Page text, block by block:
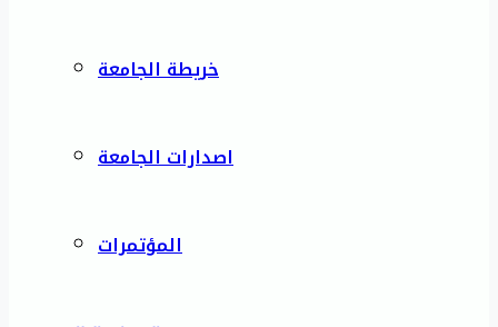
خريطة الجامعة
اصدارات الجامعة
المؤتمرات